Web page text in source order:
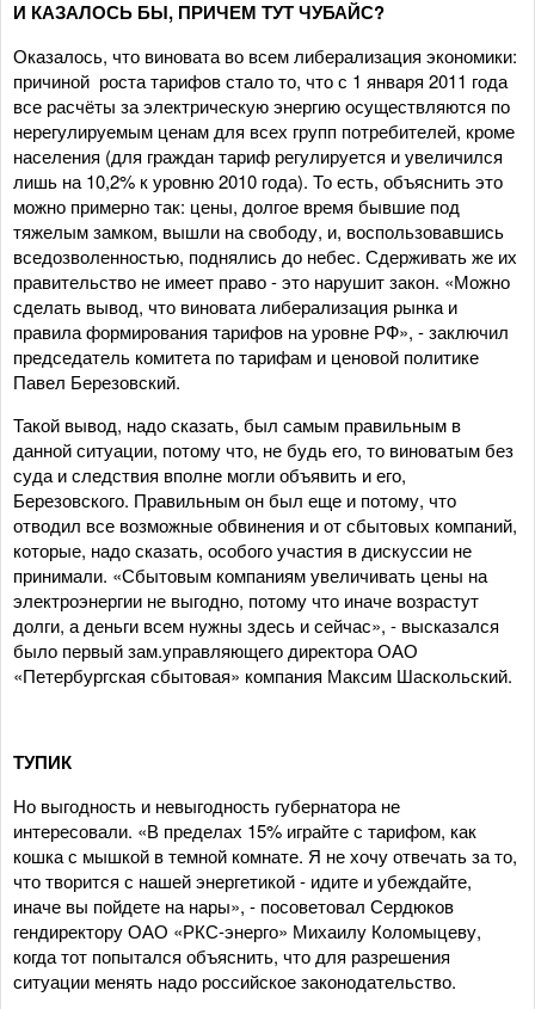
И КАЗАЛОСЬ БЫ, ПРИЧЕМ ТУТ ЧУБАЙС?
Оказалось, что виновата во всем либерализация экономики:
причиной роста тарифов стало то, что с 1 января 2011 года
все расчёты за электрическую энергию осуществляются по
нерегулируемым ценам для всех групп потребителей, кроме
населения (для граждан тариф регулируется и увеличился
лишь на 10,2% к уровню 2010 года). То есть, объяснить это
можно примерно так: цены, долгое время бывшие под
тяжелым замком, вышли на свободу, и, воспользовавшись
вседозволенностью, поднялись до небес. Сдерживать же их
правительство не имеет право - это нарушит закон. «Можно
сделать вывод, что виновата либерализация рынка и
правила формирования тарифов на уровне РФ», - заключил
председатель комитета по тарифам и ценовой политике
Павел Березовский.
Такой вывод, надо сказать, был самым правильным в
данной ситуации, потому что, не будь его, то виноватым без
суда и следствия вполне могли объявить и его,
Березовского. Правильным он был еще и потому, что
отводил все возможные обвинения и от сбытовых компаний,
которые, надо сказать, особого участия в дискуссии не
принимали. «Сбытовым компаниям увеличивать цены на
электроэнергии не выгодно, потому что иначе возрастут
долги, а деньги всем нужны здесь и сейчас», - высказался
было первый зам.управляющего директора ОАО
«Петербургская сбытовая» компания Максим Шаскольский.
ТУПИК
Но выгодность и невыгодность губернатора не
интересовали. «В пределах 15% играйте с тарифом, как
кошка с мышкой в темной комнате. Я не хочу отвечать за то,
что творится с нашей энергетикой - идите и убеждайте,
иначе вы пойдете на нары», - посоветовал Сердюков
гендиректору ОАО «РКС-энерго» Михаилу Коломыцеву,
когда тот попытался объяснить, что для разрешения
ситуации менять надо российское законодательство.